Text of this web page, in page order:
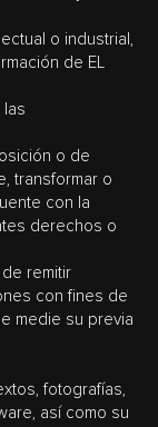
o industrial,
de EL
las
o de
transformar o
con la
derechos o
remitir
con fines de
medie su previa
fotografías,
así como su